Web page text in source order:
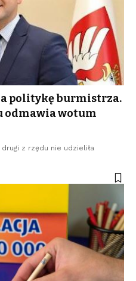
politykę burmistrza.
odmawia wotum
z rzędu nie udzieliła